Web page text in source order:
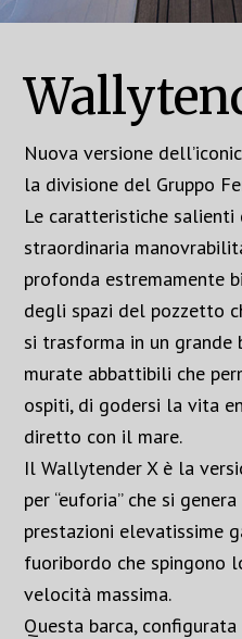
Nuova versione
la divisione del Gruppo
Le caratteristiche
straordinaria
profonda estremamente
degli spazi del pozzetto
si trasforma in un grande
murate abbattibili che
ospiti, di godersi la vita
diretto con il mare.
Il Wallytender X è la
per “euforia” che si
prestazioni elevatissime
fuoribordo che spingono
velocità massima.
Questa barca,